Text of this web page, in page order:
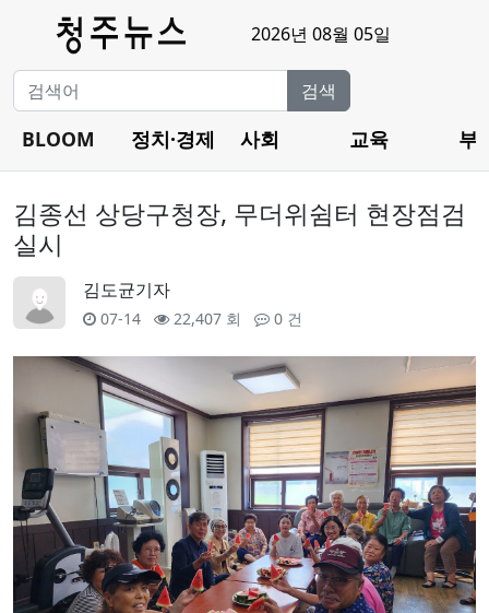
2026년 08월 05일
검색
BLOOM 정치·경제 사회 교육 부
김종선 상당구청장, 무더위쉼터 현장점검
실시
김도균기자
07-14 22,407 회 0 건